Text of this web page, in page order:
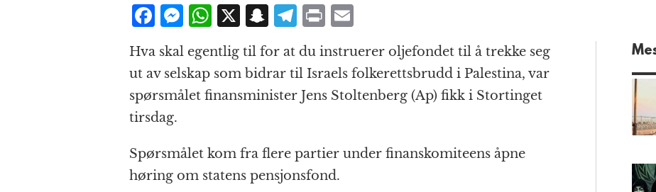
F
a
c
e
b
o
o
k
M
ss
e
n
e
r
W
h
at
s
A
p
X S
a
p
c
at
T
el
e
g
r
m
P
n
t
ai
l
Hva skal egentlig til for at du instruerer oljefondet til å trekke seg
ut av selskap som bidrar til Israels folkerettsbrudd i Palestina, var
spørsmålet finansminister Jens Stoltenberg (Ap) fikk i Stortinget
tirsdag.
Spørsmålet kom fra flere partier under finanskomiteens åpne
høring om statens pensjonsfond.